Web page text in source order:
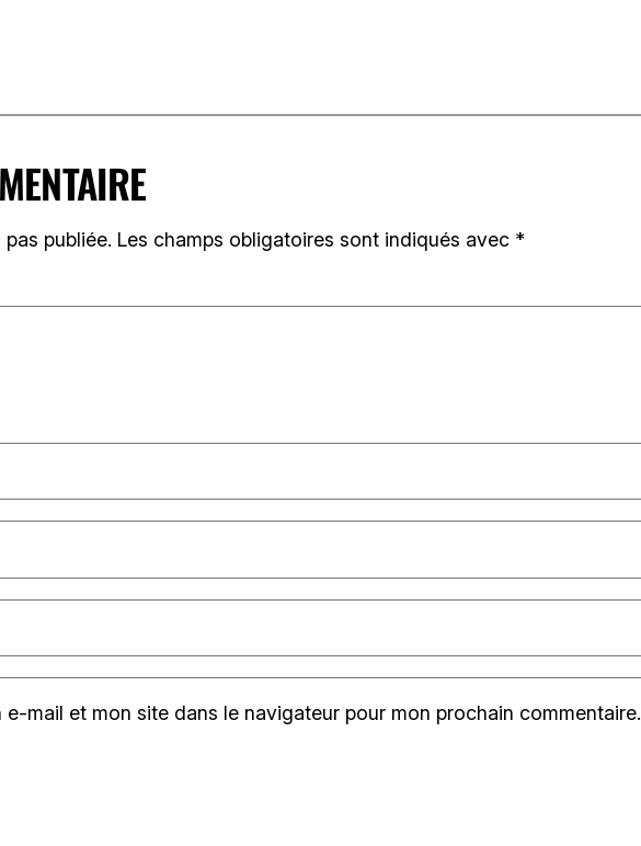
publiée. Les champs obligatoires sont indiqués avec *
e-mail et mon site dans le navigateur pour mon prochain commentaire.